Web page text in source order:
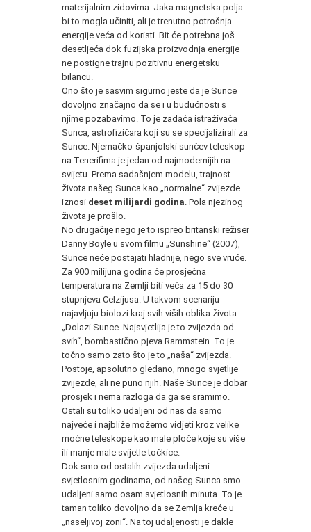
materijalnim zidovima. Jaka magnetska polja
bi to mogla učiniti, ali je trenutno potrošnja
energije veća od koristi. Bit će potrebna još
desetljeća dok fuzijska proizvodnja energije
ne postigne trajnu pozitivnu energetsku
bilancu.
Ono što je sasvim sigurno jeste da je Sunce
dovoljno značajno da se i u budućnosti s
njime pozabavimo. To je zadaća istraživača
Sunca, astrofizičara koji su se specijalizirali za
Sunce. Njemačko-španjolski sunčev teleskop
na Tenerifima je jedan od najmodernijih na
svijetu. Prema sadašnjem modelu, trajnost
života našeg Sunca kao „normalne“ zvijezde
iznosi deset milijardi godina . Pola njezinog
života je prošlo.
No drugačije nego je to ispreo britanski režiser
Danny Boyle u svom filmu „Sunshine“ (2007),
Sunce neće postajati hladnije, nego sve vruće.
Za 900 milijuna godina će prosječna
temperatura na Zemlji biti veća za 15 do 30
stupnjeva Celzijusa. U takvom scenariju
najavljuju biolozi kraj svih viših oblika života.
„Dolazi Sunce. Najsvjetlija je to zvijezda od
svih“, bombastično pjeva Rammstein. To je
točno samo zato što je to „naša“ zvijezda.
Postoje, apsolutno gledano, mnogo svjetlije
zvijezde, ali ne puno njih. Naše Sunce je dobar
prosjek i nema razloga da ga se sramimo.
Ostali su toliko udaljeni od nas da samo
najveće i najbliže možemo vidjeti kroz velike
moćne teleskope kao male ploče koje su više
ili manje male svijetle točkice.
Dok smo od ostalih zvijezda udaljeni
svjetlosnim godinama, od našeg Sunca smo
udaljeni samo osam svjetlosnih minuta. To je
taman toliko dovoljno da se Zemlja kreće u
„naseljivoj zoni“. Na toj udaljenosti je dakle